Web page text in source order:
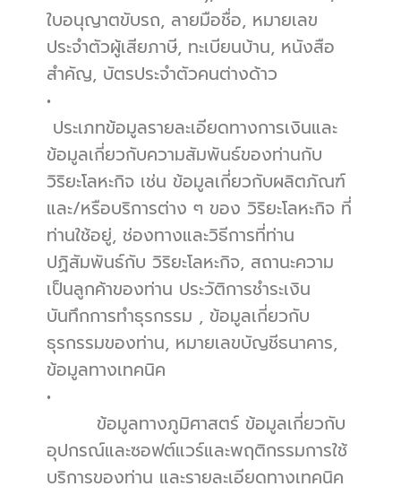
ใบอนุญาตขับรถ, ลายมือชื่อ, หมายเลข
ประจำตัวผู้เสียภาษี, ทะเบียนบ้าน, หนังสือ
สำคัญ, บัตรประจำตัวคนต่างด้าว
•
ข้อมูลเกี่ยวกับความสัมพันธ์ของท่านกับ
วิริยะโลหะกิจ เช่น ข้อมูลเกี่ยวกับผลิตภัณฑ์
และ/หรือบริการต่าง ๆ ของ วิริยะโลหะกิจ ที่
ท่านใช้อยู่, ช่องทางและวิธีการที่ท่าน
ปฏิสัมพันธ์กับ วิริยะโลหะกิจ, สถานะความ
เป็นลูกค้าของท่าน ประวัติการชำระเงิน
บันทึกการทำธุรกรรม , ข้อมูลเกี่ยวกับ
ธุรกรรมของท่าน, หมายเลขบัญชีธนาคาร,
ข้อมูลทางเทคนิค
•
ข้อมูลทางภูมิศาสตร์ ข้อมูลเกี่ยวกับ
อุปกรณ์และซอฟต์แวร์และพฤติกรรมการใช้
บริการของท่าน และรายละเอียดทางเทคนิค